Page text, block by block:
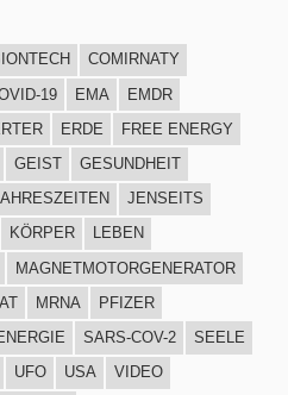
COMIRNATY
19 EMA
EMDR
ERDE
FREE ENERGY
GEIST
GESUNDHEIT
JENSEITS
KÖRPER
LEBEN
MAGNETMOTORGENERATOR
MRNA
PFIZER
SARS-COV-2
SEELE
UFO USA
VIDEO